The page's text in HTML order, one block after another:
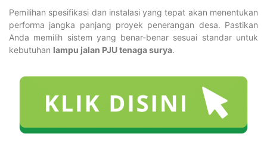
Pemilihan spesifikasi dan instalasi yang tepat akan menentukan
performa jangka panjang proyek penerangan desa. Pastikan
Anda memilih sistem yang benar-benar sesuai standar untuk
kebutuhan lampu jalan PJU tenaga surya.